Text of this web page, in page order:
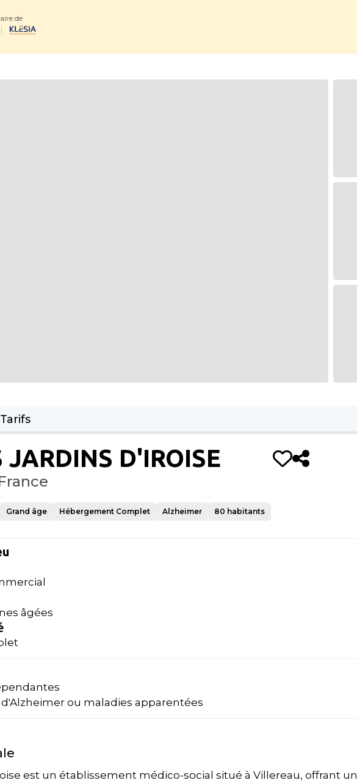
de
Tarifs
JARDINS D'IROISE
Grand âge Hébergement Complet Alzheimer 80 habitants
âgées
ou maladies apparentées
est un établissement médico-social situé à Villereau, offrant un